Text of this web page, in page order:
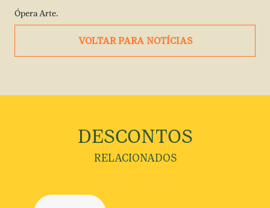
Ópera Arte.
VOLTAR PARA NOTÍCIAS
DESCONTOS
RELACIONADOS